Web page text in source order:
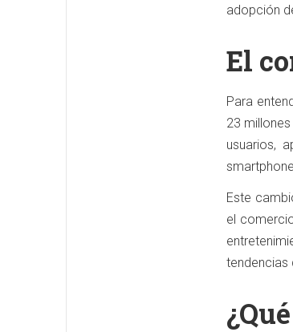
adopción
El
Para
23
usuarios,
Este
el
tendencias